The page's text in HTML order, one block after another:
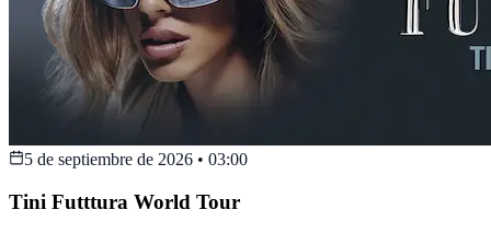
5 de septiembre de 2026 • 03:00
Tini Futttura World Tour